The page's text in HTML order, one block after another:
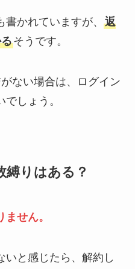
かれていますが、 返
そうです。
ない場合は、ログイン
しょう。
縛りはある？
せん。
いと感じたら、解約し